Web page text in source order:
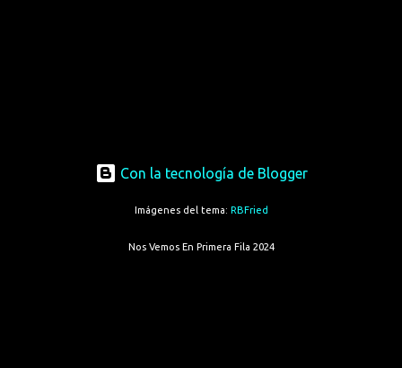
Con la tecnología de Blogger
Imágenes del tema: RBFried
Nos Vemos En Primera Fila 2024